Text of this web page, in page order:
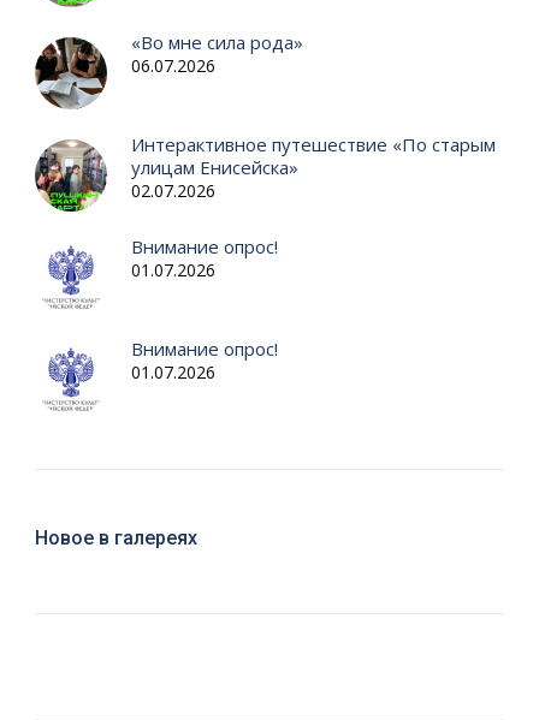
«Во мне сила рода»
06.07.2026
Интерактивное путешествие «По старым
улицам Енисейска»
02.07.2026
Внимание опрос!
01.07.2026
Внимание опрос!
01.07.2026
Новое в галереях